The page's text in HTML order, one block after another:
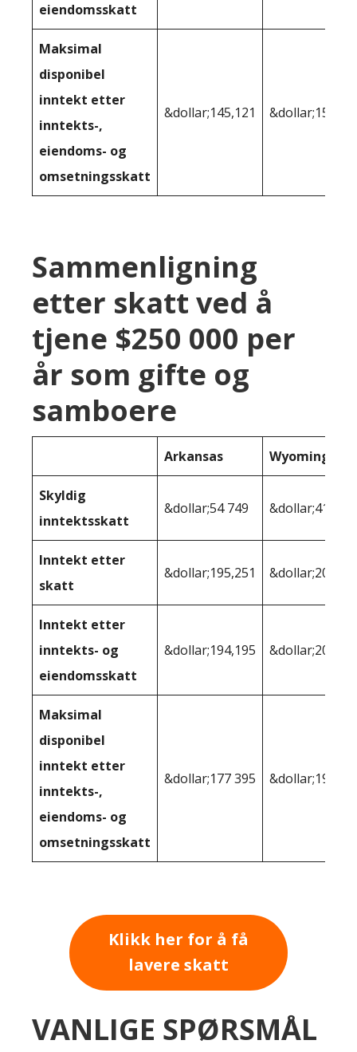
eiendomsskatt
Maksimal
disponibel
inntekt etter
inntekts-,
eiendoms- og
omsetningsskatt
&dollar;145,121 &dollar;159
Sammenligning
etter skatt ved å
tjene $250 000 per
år som gifte og
samboere
Arkansas Wyoming
Skyldig
inntektsskatt
&dollar;54 749 &dollar;41 455
Inntekt etter
skatt
&dollar;195,251 &dollar;208
Inntekt etter
inntekts- og
eiendomsskatt
&dollar;194,195 &dollar;206
Maksimal
disponibel
inntekt etter
inntekts-,
eiendoms- og
omsetningsskatt
&dollar;177 395
Klikk her for å få
lavere skatt
VANLIGE SPØRSMÅL